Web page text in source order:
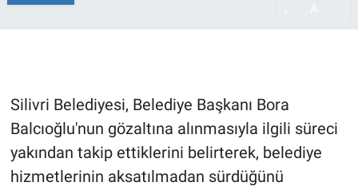
Silivri Belediyesi, Belediye Başkanı Bora
Balcıoğlu'nun gözaltına alınmasıyla ilgili süreci
yakından takip ettiklerini belirterek, belediye
hizmetlerinin aksatılmadan sürdüğünü